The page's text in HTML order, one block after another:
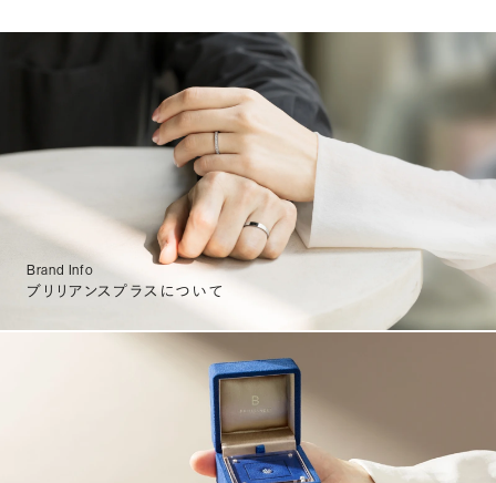
Brand Info
ブリリアンスプラスについて